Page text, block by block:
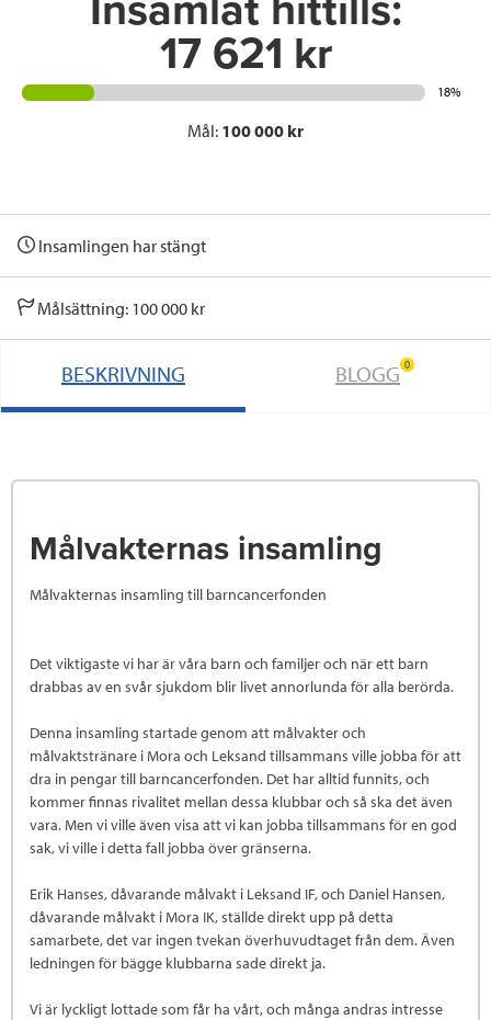
17 621 kr
18%
Mål: 100 000 kr
Insamlingen har stängt
Målsättning: 100 000 kr
BESKRIVNING BLOGG 0
Målvakternas insamling
Målvakternas insamling till barncancerfonden
Det viktigaste vi har är våra barn och familjer och när ett barn
drabbas av en svår sjukdom blir livet annorlunda för alla berörda.
Denna insamling startade genom att målvakter och
målvaktstränare i Mora och Leksand tillsammans ville jobba för att
dra in pengar till barncancerfonden. Det har alltid funnits, och
kommer finnas rivalitet mellan dessa klubbar och så ska det även
vara. Men vi ville även visa att vi kan jobba tillsammans för en god
sak, vi ville i detta fall jobba över gränserna.
Erik Hanses, dåvarande målvakt i Leksand IF, och Daniel Hansen,
dåvarande målvakt i Mora IK, ställde direkt upp på detta
samarbete, det var ingen tvekan överhuvudtaget från dem. Även
ledningen för bägge klubbarna sade direkt ja.
Vi är lyckligt lottade som får ha vårt, och många andras intresse